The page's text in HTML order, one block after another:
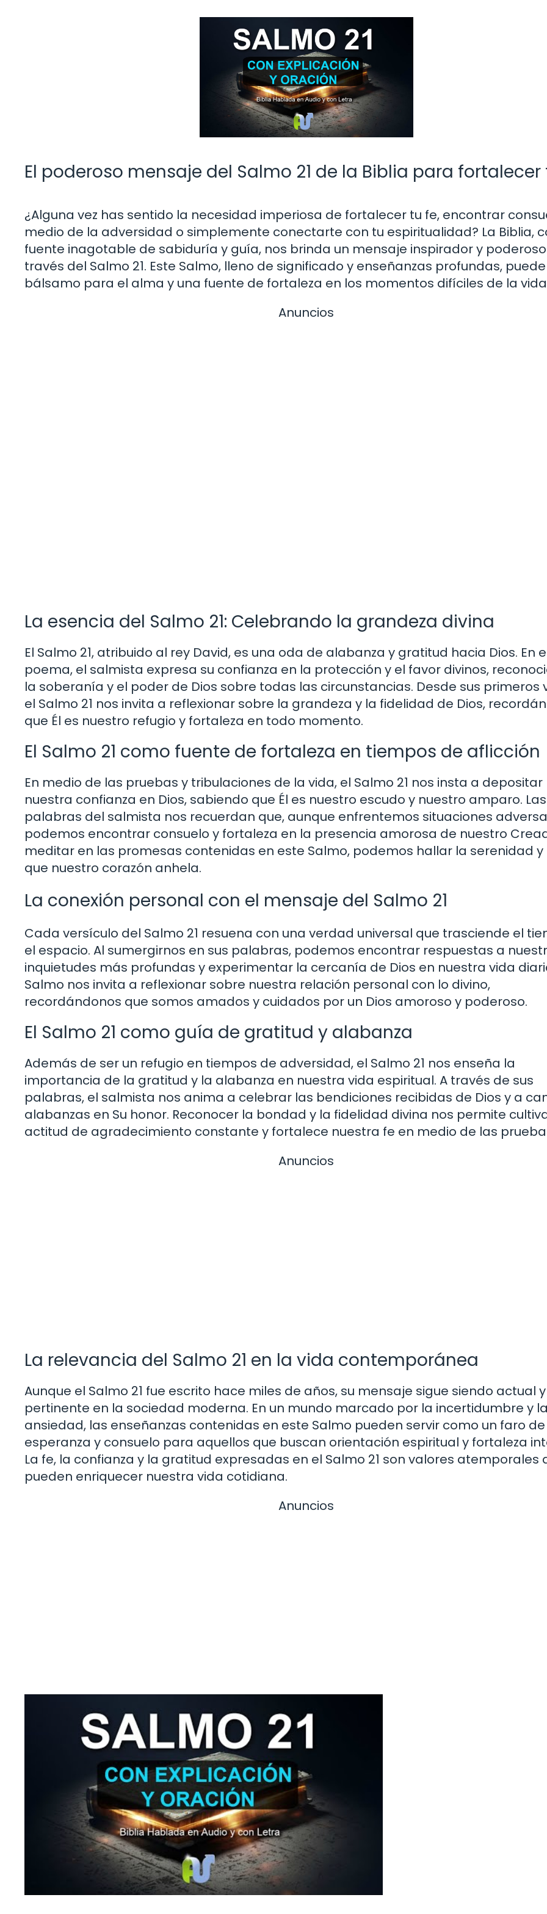
El poderoso mensaje del Salmo 21 de la Biblia para fortalecer
¿Alguna vez has sentido la necesidad imperiosa de fortalecer tu fe, encontrar
medio de la adversidad o simplemente conectarte con tu espiritualidad? La Biblia,
fuente inagotable de sabiduría y guía, nos brinda un mensaje inspirador y
través del Salmo 21. Este Salmo, lleno de significado y enseñanzas profundas,
bálsamo para el alma y una fuente de fortaleza en los momentos difíciles de la
Anuncios
La esencia del Salmo 21: Celebrando la grandeza divina
El Salmo 21, atribuido al rey David, es una oda de alabanza y gratitud hacia Dios. En
poema, el salmista expresa su confianza en la protección y el favor divinos,
la soberanía y el poder de Dios sobre todas las circunstancias. Desde sus primeros
el Salmo 21 nos invita a reflexionar sobre la grandeza y la fidelidad de Dios,
que Él es nuestro refugio y fortaleza en todo momento.
El Salmo 21 como fuente de fortaleza en tiempos de aflicción
En medio de las pruebas y tribulaciones de la vida, el Salmo 21 nos insta a depositar
nuestra confianza en Dios, sabiendo que Él es nuestro escudo y nuestro amparo. Las
palabras del salmista nos recuerdan que, aunque enfrentemos situaciones
podemos encontrar consuelo y fortaleza en la presencia amorosa de nuestro
meditar en las promesas contenidas en este Salmo, podemos hallar la serenidad y
que nuestro corazón anhela.
La conexión personal con el mensaje del Salmo 21
Cada versículo del Salmo 21 resuena con una verdad universal que trasciende el
el espacio. Al sumergirnos en sus palabras, podemos encontrar respuestas a
inquietudes más profundas y experimentar la cercanía de Dios en nuestra vida
Salmo nos invita a reflexionar sobre nuestra relación personal con lo divino,
recordándonos que somos amados y cuidados por un Dios amoroso y poderoso.
El Salmo 21 como guía de gratitud y alabanza
Además de ser un refugio en tiempos de adversidad, el Salmo 21 nos enseña la
importancia de la gratitud y la alabanza en nuestra vida espiritual. A través de sus
palabras, el salmista nos anima a celebrar las bendiciones recibidas de Dios y a
alabanzas en Su honor. Reconocer la bondad y la fidelidad divina nos permite
actitud de agradecimiento constante y fortalece nuestra fe en medio de las
Anuncios
La relevancia del Salmo 21 en la vida contemporánea
Aunque el Salmo 21 fue escrito hace miles de años, su mensaje sigue siendo actual y
pertinente en la sociedad moderna. En un mundo marcado por la incertidumbre y
ansiedad, las enseñanzas contenidas en este Salmo pueden servir como un faro de
esperanza y consuelo para aquellos que buscan orientación espiritual y fortaleza
La fe, la confianza y la gratitud expresadas en el Salmo 21 son valores atemporales
pueden enriquecer nuestra vida cotidiana.
Anuncios